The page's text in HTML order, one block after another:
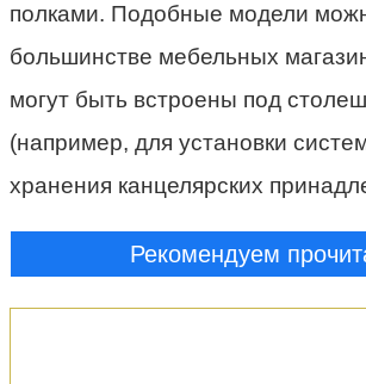
полками. Подобные модели
большинстве мебельных
могут быть встроены под
(например, для установки
хранения канцелярских
Рекомендуем